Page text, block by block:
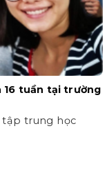
16 tuần tại trường
tập trung học